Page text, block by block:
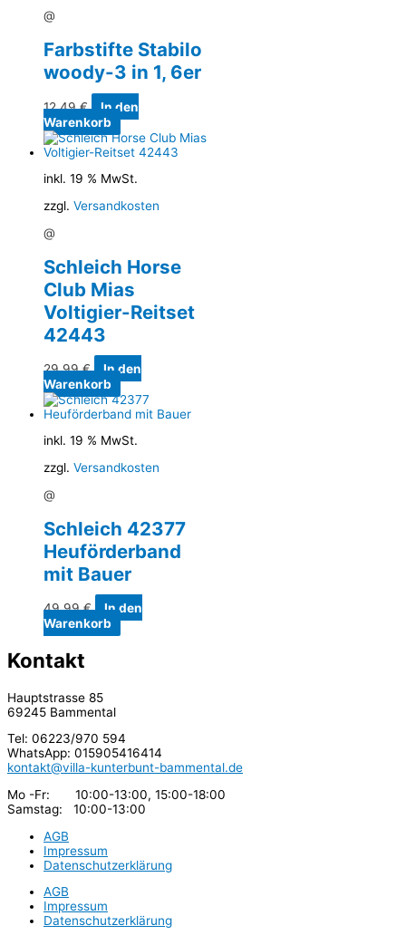
@
Farbstifte Stabilo
woody-3 in 1, 6er
12,49€
In den
Warenkorb
inkl. 19 % MwSt.
zzgl. Versandkosten
@
Schleich Horse
Club Mias
Voltigier-Reitset
42443
29,99€
In den
Warenkorb
inkl. 19 % MwSt.
zzgl. Versandkosten
@
Schleich 42377
Heuförderband
mit Bauer
49,99€
In den
Warenkorb
Kontakt
Hauptstrasse 85
69245 Bammental
Tel: 06223/970 594
WhatsApp: 015905416414
kontakt@villa-kunterbunt-bammental.de
Mo -Fr: 10:00-13:00, 15:00-18:00
Samstag: 10:00-13:00
AGB
Impressum
Datenschutzerklärung
AGB
Impressum
Datenschutzerklärung